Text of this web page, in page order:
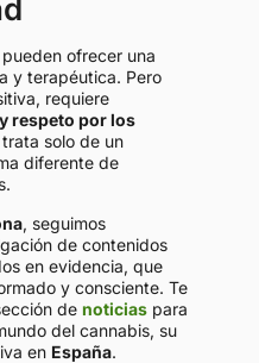
pueden ofrecer una
y terapéutica. Pero
requiere
respeto por los
solo de un
diferente de
, seguimos
de contenidos
en evidencia, que
y consciente. Te
de noticias para
del cannabis, su
en España.